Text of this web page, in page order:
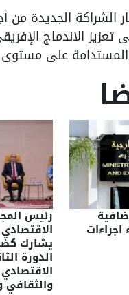
الجديدة من
تعزيز الاندماج
على مستوى
اجراءات
رئيس
يشارك
الدورة
والثقافي